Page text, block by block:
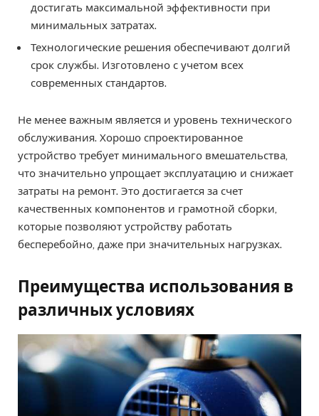
достигать максимальной эффективности при
минимальных затратах.
Технологические решения обеспечивают долгий
срок службы. Изготовлено с учетом всех
современных стандартов.
Не менее важным является и уровень технического
обслуживания. Хорошо спроектированное
устройство требует минимального вмешательства,
что значительно упрощает эксплуатацию и снижает
затраты на ремонт. Это достигается за счет
качественных компонентов и грамотной сборки,
которые позволяют устройству работать
бесперебойно, даже при значительных нагрузках.
Преимущества использования в
различных условиях